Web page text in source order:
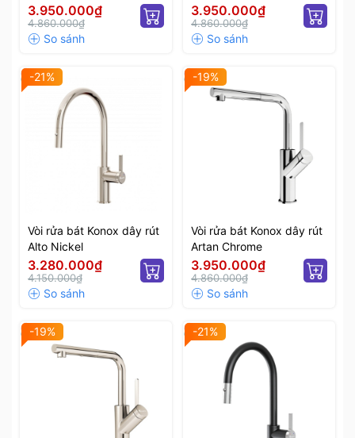
3.950.000₫
4.860.000₫
3.950.000₫
4.860.000₫
-21%
Vòi rửa bát Konox dây rút
Alto Nickel
3.280.000₫
4.150.000₫
-19%
Vòi rửa bát Konox dây rút
Artan Chrome
3.950.000₫
4.860.000₫
-19% -21%